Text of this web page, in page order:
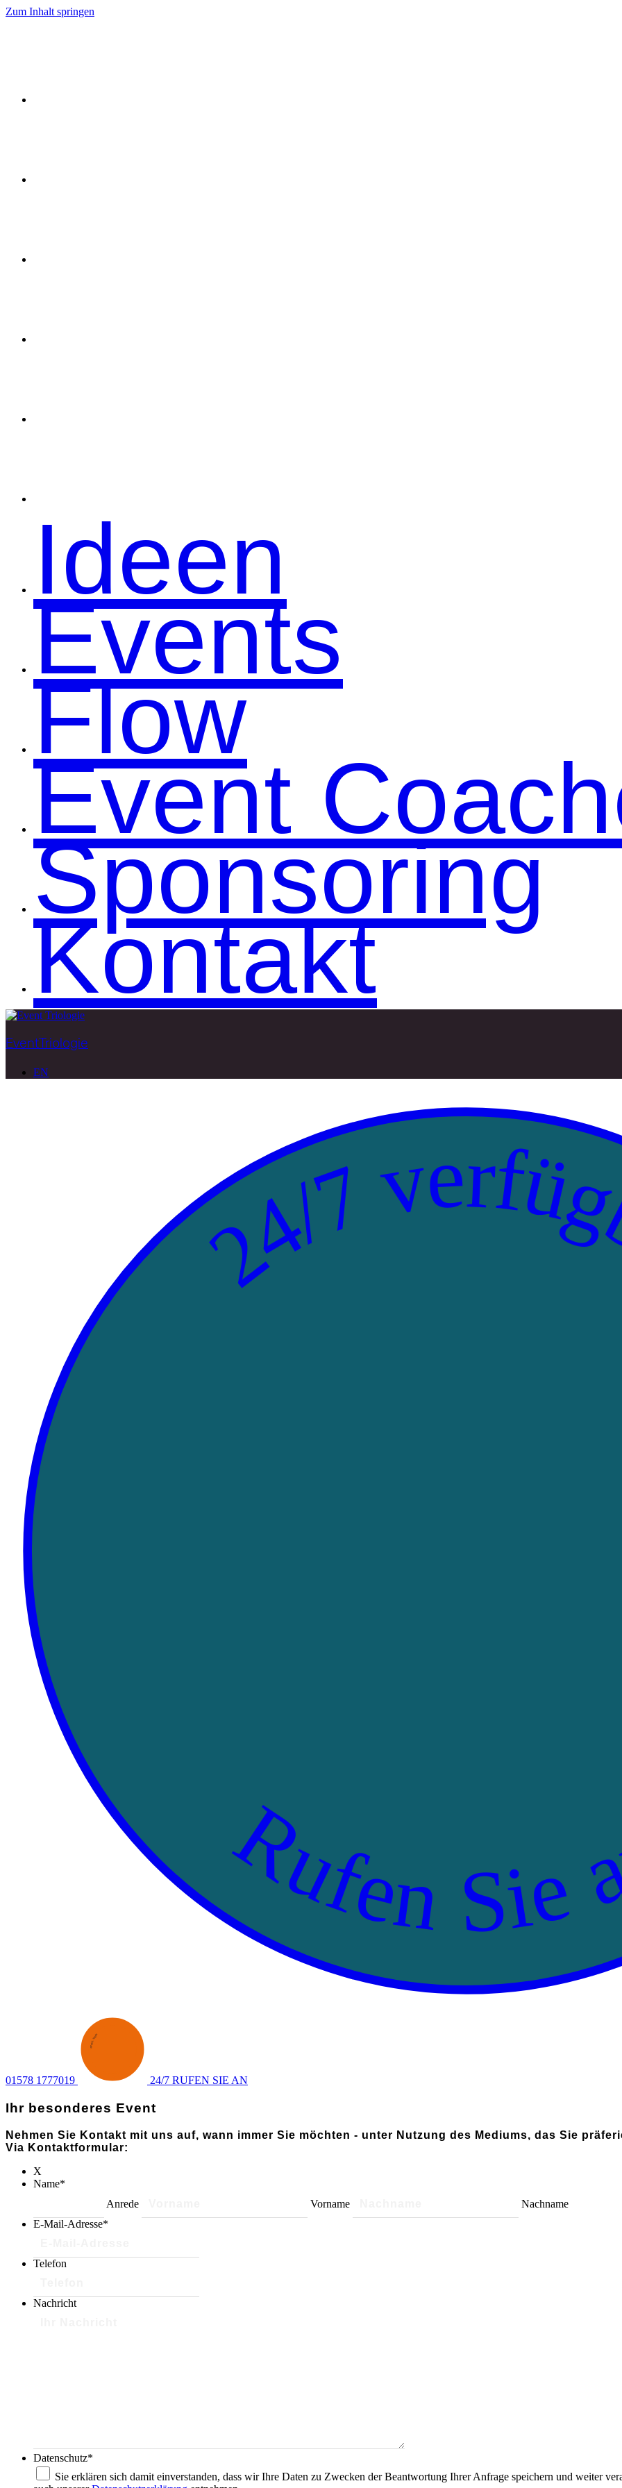
Zum Inhalt springen
Ideen
Events
Flow
Event
Sponsoring
Kontakt
EventTriologie
EN
24/7
Rufen Sie
01578 1777019
ANFRAGE·SENDEN
24/7 RUFEN SIE AN
Ihr besonderes Event
Nehmen Sie Kontakt mit uns auf, wann immer Sie möchten - unter Nutzung des Mediums, das Sie
Via Kontaktformular:
X
Name*
Anrede
Vorname
Nachname
E-Mail-Adresse*
Telefon
Nachricht
Datenschutz*
Sie erklären sich damit einverstanden, dass wir Ihre Daten zu Zwecken der Beantwortung Ihrer Anfrage speichern und weiter